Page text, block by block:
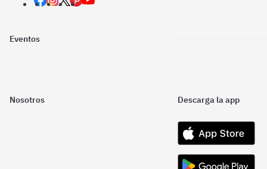
Eventos
Nosotros Descarga la app